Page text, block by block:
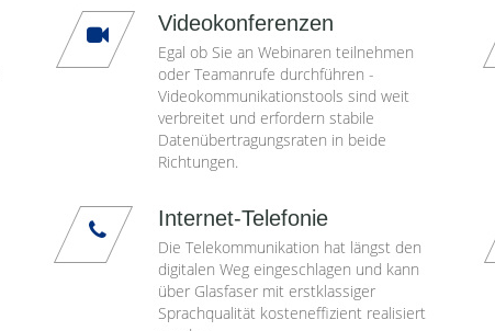
Videokonferenzen
Egal ob Sie an Webinaren teilnehmen
oder Teamanrufe durchführen -
Videokommunikationstools sind weit
verbreitet und erfordern stabile
Datenübertragungsraten in beide
Richtungen.
Internet-Telefonie
Die Telekommunikation hat längst den
digitalen Weg eingeschlagen und kann
über Glasfaser mit erstklassiger
Sprachqualität kosteneffizient realisiert